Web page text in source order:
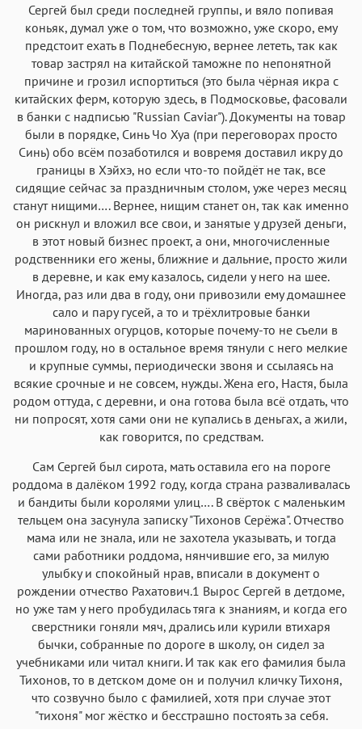
Сергей был среди последней группы, и вяло попивая
коньяк, думал уже о том, что возможно, уже скоро, ему
предстоит ехать в Поднебесную, вернее лететь, так как
товар застрял на китайской таможне по непонятной
причине и грозил испортиться (это была чёрная икра с
китайских ферм, которую здесь, в Подмосковье, фасовали
в банки с надписью "Russian Caviar"). Документы на товар
были в порядке, Синь Чо Хуа (при переговорах просто
Синь) обо всём позаботился и вовремя доставил икру до
границы в Хэйхэ, но если что-то пойдёт не так, все
сидящие сейчас за праздничным столом, уже через месяц
станут нищими…. Вернее, нищим станет он, так как именно
он рискнул и вложил все свои, и занятые у друзей деньги,
в этот новый бизнес проект, а они, многочисленные
родственники его жены, ближние и дальние, просто жили
в деревне, и как ему казалось, сидели у него на шее.
Иногда, раз или два в году, они привозили ему домашнее
сало и пару гусей, а то и трёхлитровые банки
маринованных огурцов, которые почему-то не съели в
прошлом году, но в остальное время тянули с него мелкие
и крупные суммы, периодически звоня и ссылаясь на
всякие срочные и не совсем, нужды. Жена его, Настя, была
родом оттуда, с деревни, и она готова была всё отдать, что
ни попросят, хотя сами они не купались в деньгах, а жили,
как говорится, по средствам.
Сам Сергей был сирота, мать оставила его на пороге
роддома в далёком 1992 году, когда страна разваливалась
и бандиты были королями улиц…. В свёрток с маленьким
тельцем она засунула записку "Тихонов Серёжа". Отчество
мама или не знала, или не захотела указывать, и тогда
сами работники роддома, нянчившие его, за милую
улыбку и спокойный нрав, вписали в документ о
рождении отчество Рахатович.1 Вырос Сергей в детдоме,
но уже там у него пробудилась тяга к знаниям, и когда его
сверстники гоняли мяч, дрались или курили втихаря
бычки, собранные по дороге в школу, он сидел за
учебниками или читал книги. И так как его фамилия была
Тихонов, то в детском доме он и получил кличку Тихоня,
что созвучно было с фамилией, хотя при случае этот
"тихоня" мог жёстко и бесстрашно постоять за себя.